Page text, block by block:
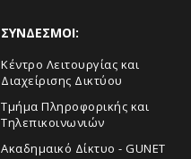
ΣΥΝΔΕΣΜΟΙ:
Κέντρο Λειτουργίας και
Διαχείρισης Δικτύου
Τμήμα Πληροφορικής και
Τηλεπικοινωνιών
Ακαδημαικό Δίκτυο - GUNET